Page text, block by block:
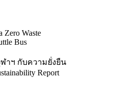
Zero Waste
Bus
าฯ กับความยั่งยืน
Report